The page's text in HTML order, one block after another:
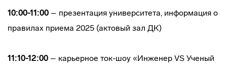
10:00-11:00 – презентация университета, информация о
правилах приема 2025 (актовый зал ДК)
11:10-12:00 – карьерное ток-шоу «Инженер VS Ученый